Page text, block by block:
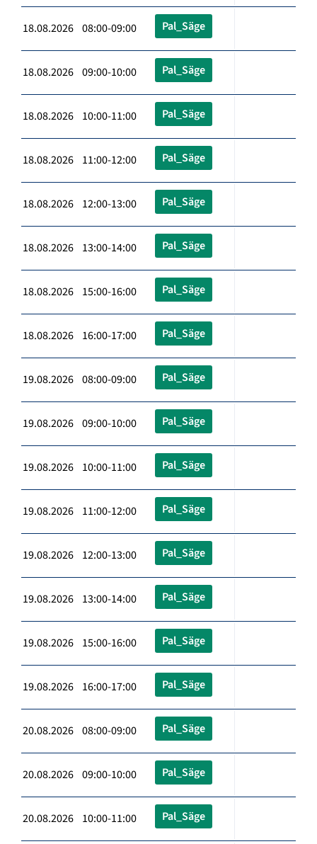
18.08.2026 08:00-09:00 Pal_Säge
18.08.2026 09:00-10:00 Pal_Säge
18.08.2026 10:00-11:00 Pal_Säge
18.08.2026 11:00-12:00 Pal_Säge
18.08.2026 12:00-13:00 Pal_Säge
18.08.2026 13:00-14:00 Pal_Säge
18.08.2026 15:00-16:00 Pal_Säge
18.08.2026 16:00-17:00 Pal_Säge
19.08.2026 08:00-09:00 Pal_Säge
19.08.2026 09:00-10:00 Pal_Säge
19.08.2026 10:00-11:00 Pal_Säge
19.08.2026 11:00-12:00 Pal_Säge
19.08.2026 12:00-13:00 Pal_Säge
19.08.2026 13:00-14:00 Pal_Säge
19.08.2026 15:00-16:00 Pal_Säge
19.08.2026 16:00-17:00 Pal_Säge
20.08.2026 08:00-09:00 Pal_Säge
20.08.2026 09:00-10:00 Pal_Säge
20.08.2026 10:00-11:00 Pal_Säge